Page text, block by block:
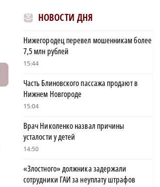
НОВОСТИ ДНЯ
Нижегородец перевел мошенникам более
7,5 млн рублей
15:44
Часть Блиновского пассажа продают в
Нижнем Новгороде
15:04
Врач Николенко назвал причины
усталости у детей
14:50
«Злостного» должника задержали
сотрудники ГАИ за неуплату штрафов